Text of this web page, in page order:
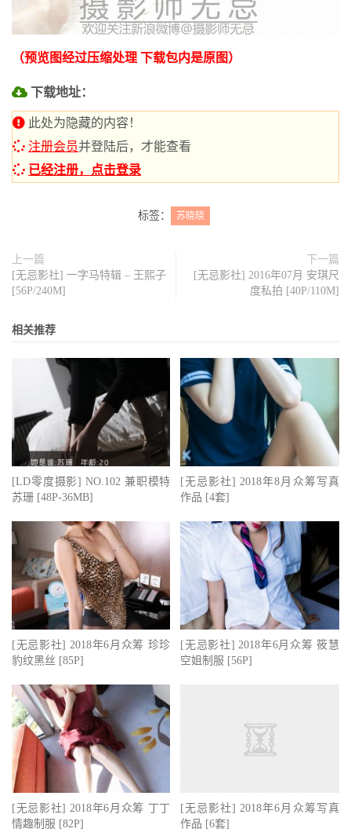
（预览图经过压缩处理 下载包内是原图）
下载地址：
此处为隐藏的内容！
注册会员并登陆后，才能查看
已经注册，点击登录
标签： 苏晓晓
上一篇
[无忌影社] 一字马特辑 – 王熙子
[56P/240M]
下一篇
[无忌影社] 2016年07月 安琪尺
度私拍 [40P/110M]
相关推荐
[LD零度摄影] NO.102 兼职模特
苏珊 [48P-36MB]
[无忌影社] 2018年8月众筹写真
作品 [4套]
[无忌影社] 2018年6月众筹 珍珍
豹纹黑丝 [85P]
[无忌影社] 2018年6月众筹 筱慧
空姐制服 [56P]
[无忌影社] 2018年6月众筹 丁丁
情趣制服 [82P]
[无忌影社] 2018年6月众筹写真
作品 [6套]